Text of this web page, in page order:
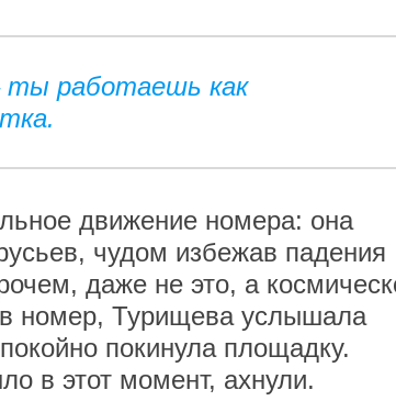
ты работаешь как
движение номера: она
чудом избежав падения
даже не это, а
номер, Турищева услышала
покинула площадку.
в этот момент, ахнули.